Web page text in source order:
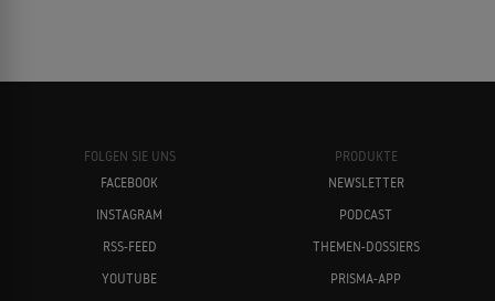
FOLGEN SIE UNS
FACEBOOK
INSTAGRAM
RSS-FEED
YOUTUBE
PRODUKTE
NEWSLETTER
PODCAST
THEMEN-DOSSIERS
PRISMA-APP